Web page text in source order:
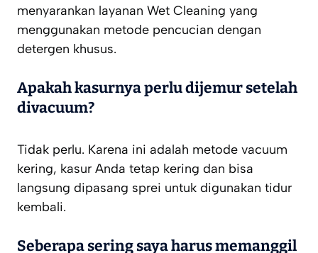
menyarankan layanan Wet Cleaning yang
menggunakan metode pencucian dengan
detergen khusus.
Apakah kasurnya perlu dijemur setelah
divacuum?
Tidak perlu. Karena ini adalah metode vacuum
kering, kasur Anda tetap kering dan bisa
langsung dipasang sprei untuk digunakan tidur
kembali.
Seberapa sering saya harus memanggil